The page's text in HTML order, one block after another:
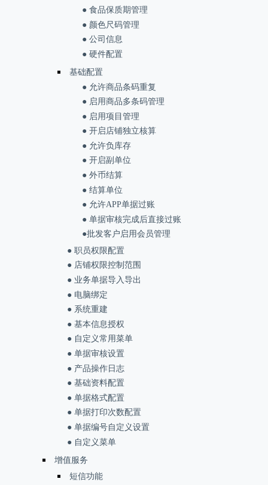
● 食品保质期管理
● 颜色尺码管理
● 公司信息
● 硬件配置
基础配置
● 允许商品条码重复
● 启用商品多条码管理
● 启用项目管理
● 开启店铺独立核算
● 允许负库存
● 开启副单位
● 外币结算
● 结算单位
● 允许APP单据过账
● 单据审核完成后直接过账
●批发客户启用会员管理
● 职员权限配置
● 店铺权限控制范围
● 业务单据导入导出
● 电脑绑定
● 系统重建
● 基本信息授权
● 自定义常用菜单
● 单据审核设置
● 产品操作日志
● 基础资料配置
● 单据格式配置
● 单据打印次数配置
● 单据编号自定义设置
● 自定义菜单
增值服务
短信功能